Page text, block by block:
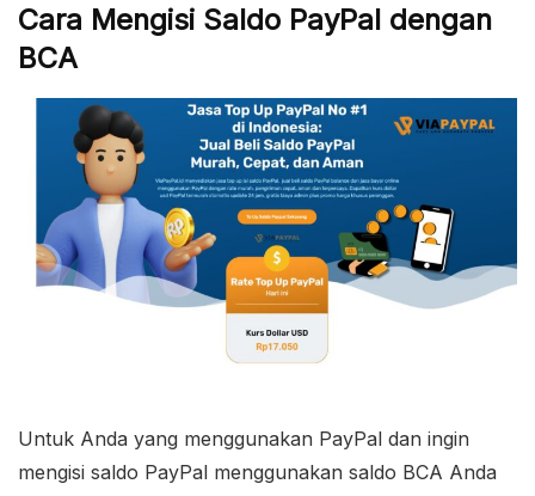
Cara Mengisi Saldo PayPal dengan
BCA
Untuk Anda yang menggunakan PayPal dan ingin
mengisi saldo PayPal menggunakan saldo BCA Anda